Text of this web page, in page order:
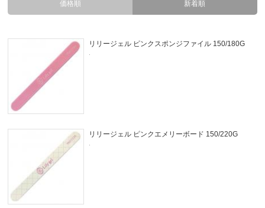
価格順 新着順
リリージェル ピンクスポンジファイル 150/180G
.
リリージェル ピンクエメリーボード 150/220G
.